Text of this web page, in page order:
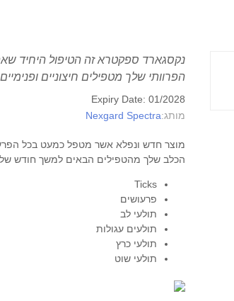
נקסגארד ספקטרא זה הטיפול היחיד
הפרוותי שלך מטפילים חיצוניים
Expiry Date: 01/2028
מותג:Nexgard Spectra
מוצר חדש ונפלא אשר מטפל כמעט בכל
הכלב שלך מהטפילים הבאים למשך חודש
Ticks
פרעושים
תולעי לב
תולעים עגולות
תולעי כרץ
תולעי שוט